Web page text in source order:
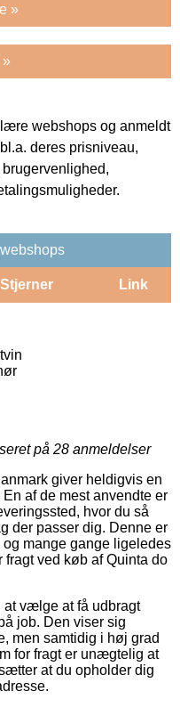
»
»
webshops og anmeldt
deres prisniveau,
Stjerner Link
på 28 anmeldelser
giver heldigvis en
af de mest anvendte er
hvor du så
der passer dig. Denne er
mange gange ligeledes
ved køb af Quinta do
at vælge at få udbragt
job. Den viser sig
men samtidig i høj grad
for fragt er unægtelig at
at du opholder dig